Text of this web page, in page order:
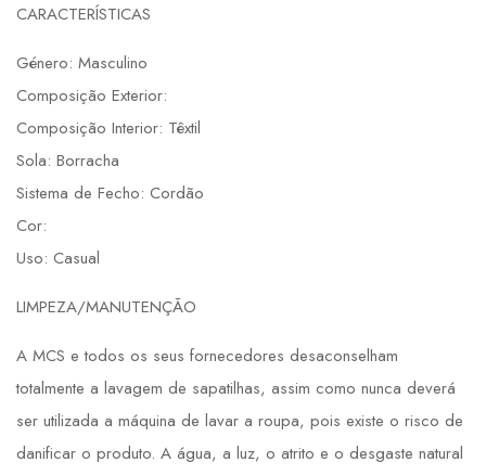
CARACTERÍSTICAS
Género: Masculino
Composição Exterior:
Composição Interior: Têxtil
Sola: Borracha
Sistema de Fecho: Cordão
Cor:
Uso: Casual
LIMPEZA/MANUTENÇÃO
A MCS e todos os seus fornecedores desaconselham
totalmente a lavagem de sapatilhas, assim como nunca deverá
ser utilizada a máquina de lavar a roupa, pois existe o risco de
danificar o produto. A água, a luz, o atrito e o desgaste natural